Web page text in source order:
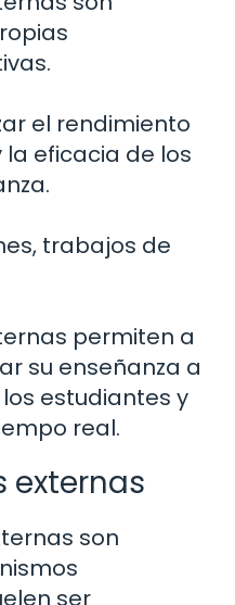
el rendimiento
eficacia de los
trabajos de
permiten a
su enseñanza a
estudiantes y
real.
externas
son
ser